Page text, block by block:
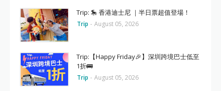
Trip: 🎠 香港迪士尼 ｜半日票超值登場！
Trip - August 05, 2026
Trip:【Happy Friday🎉】深圳跨境巴士低至
1折🚌
Trip - August 05, 2026